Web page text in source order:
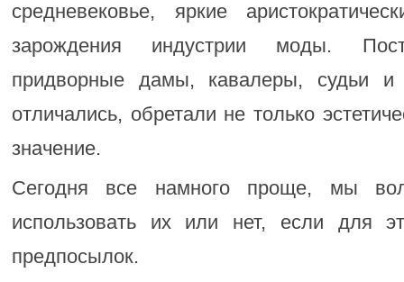
средневековье, яркие
зарождения индустрии моды.
придворные дамы, кавалеры, судьи и
отличались, обретали не только
значение.
Сегодня все намного проще, мы
использовать их или нет, если для
предпосылок.